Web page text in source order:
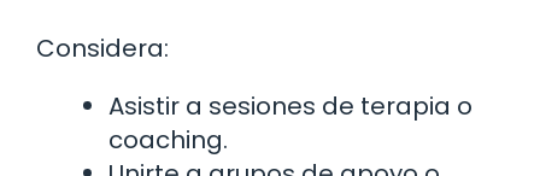
Considera:
Asistir a sesiones de terapia o
coaching.